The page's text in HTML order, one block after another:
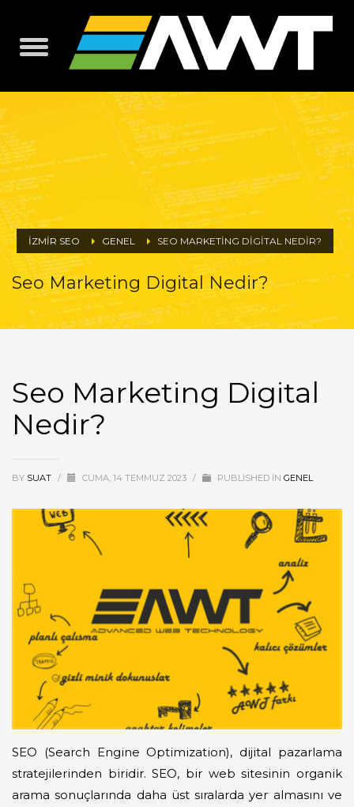
İZMİR SEO GENEL SEO MARKETING DIGITAL NEDIR?
Seo Marketing Digital Nedir?
Seo Marketing Digital
Nedir?
BY SUAT / CUMA, 14 TEMMUZ 2023 / PUBLISHED IN GENEL
SEO (Search Engine Optimization), dijital pazarlama
stratejilerinden biridir. SEO, bir web sitesinin organik
arama sonuçlarında daha üst sıralarda yer almasını ve